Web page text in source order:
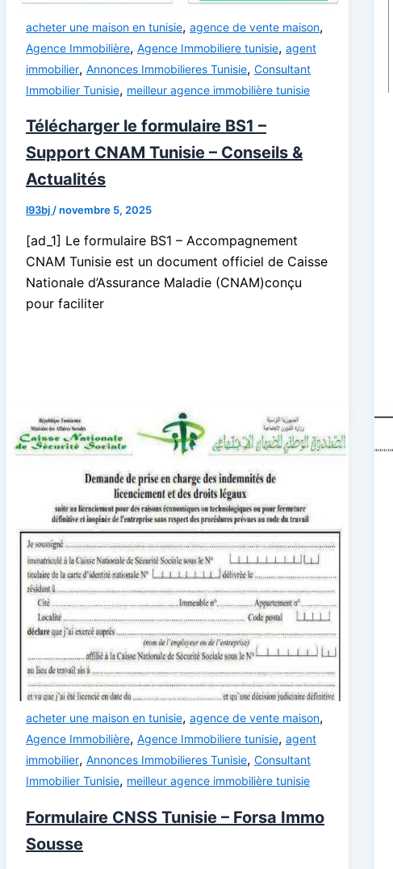
acheter une maison en tunisie, agence de vente maison,
Agence Immobilière, Agence Immobiliere tunisie, agent
immobilier, Annonces Immobilieres Tunisie, Consultant
Immobilier Tunisie, meilleur agence immobilière tunisie
Télécharger le formulaire BS1 –
Support CNAM Tunisie – Conseils &
Actualités
l93bj/novembre 5, 2025
[ad_1] Le formulaire BS1 – Accompagnement
CNAM Tunisie est un document officiel de Caisse
Nationale d’Assurance Maladie (CNAM)conçu
pour faciliter
acheter une maison en tunisie, agence de vente maison,
Agence Immobilière, Agence Immobiliere tunisie, agent
immobilier, Annonces Immobilieres Tunisie, Consultant
Immobilier Tunisie, meilleur agence immobilière tunisie
Formulaire CNSS Tunisie – Forsa Immo
Sousse